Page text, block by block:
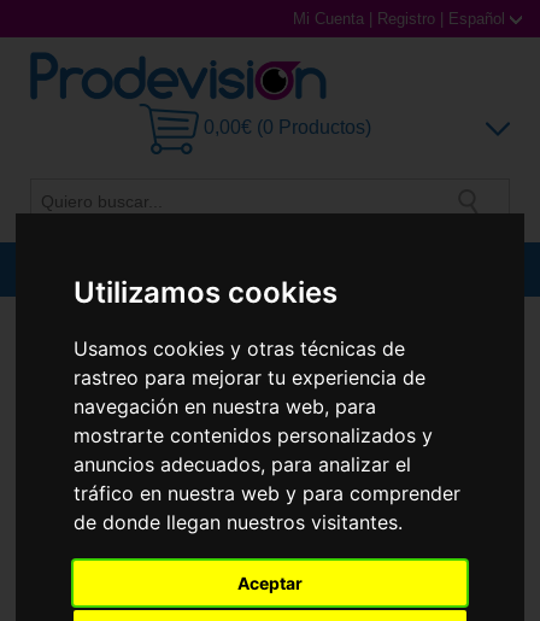
Utilizamos cookies
Usamos cookies y otras técnicas de
rastreo para mejorar tu experiencia de
navegación en nuestra web, para
mostrarte contenidos personalizados y
anuncios adecuados, para analizar el
tráfico en nuestra web y para comprender
de donde llegan nuestros visitantes.
Aceptar
Mi Cuenta Registro Español
0,00€ (0 Productos)
Gafas Graduadas
Gafas Deportivas
Lentillas